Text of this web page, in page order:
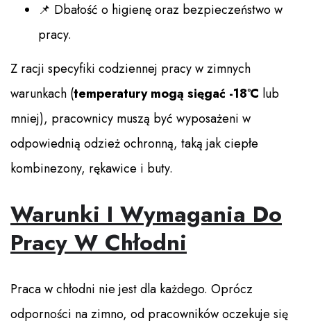
📌 Dbałość o higienę oraz bezpieczeństwo w
pracy.
Z racji specyfiki codziennej pracy w zimnych
warunkach (temperatury mogą sięgać -18°C lub
mniej), pracownicy muszą być wyposażeni w
odpowiednią odzież ochronną, taką jak ciepłe
kombinezony, rękawice i buty.
Warunki I Wymagania Do
Pracy W Chłodni
Praca w chłodni nie jest dla każdego. Oprócz
odporności na zimno, od pracowników oczekuje się